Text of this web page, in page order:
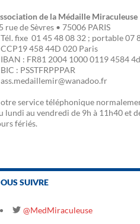
de la Médaille Miraculeuse
rue de Sèvres • 75006 PARIS
fixe 01 45 48 08 32 ; portable 07
458 44D 020 Paris
: FR81 2004 1000 0119 4584
: PSSTFRPPPAR
service téléphonique
lundi au vendredi de 9h à 11h40 et
fériés.
SUIVRE
@MedMiraculeuse